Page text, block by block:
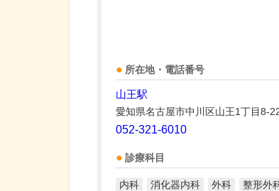
所在地・電話番号
山王駅
愛知県名古屋市中川区山王1丁目8-
052-321-6010
診療科目
内科 消化器内科 外科 整形外